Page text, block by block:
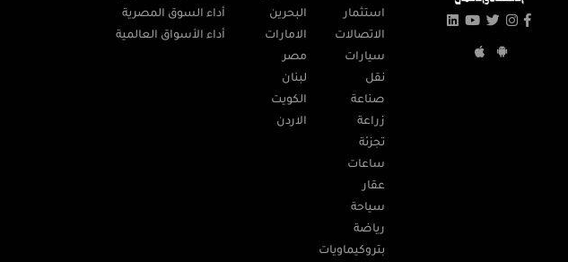
استثمار
الاتصالات
سيارات
نقل
صناعة
زراعة
تجزئة
ساعات
عقار
سياحة
رياضة
بتروكيماويات
البحرين
الامارات
مصر
لبنان
الكويت
الاردن
أداء السوق المصرية
أداء الأسواق العالمية